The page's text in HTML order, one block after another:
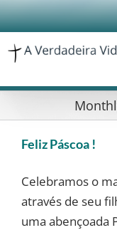
Skip
to
content
Feliz Páscoa !
Celebramos o
através de seu
uma abençoada